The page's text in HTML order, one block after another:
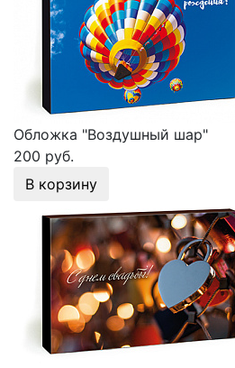
Обложка "Воздушный шар"
200 руб.
В корзину